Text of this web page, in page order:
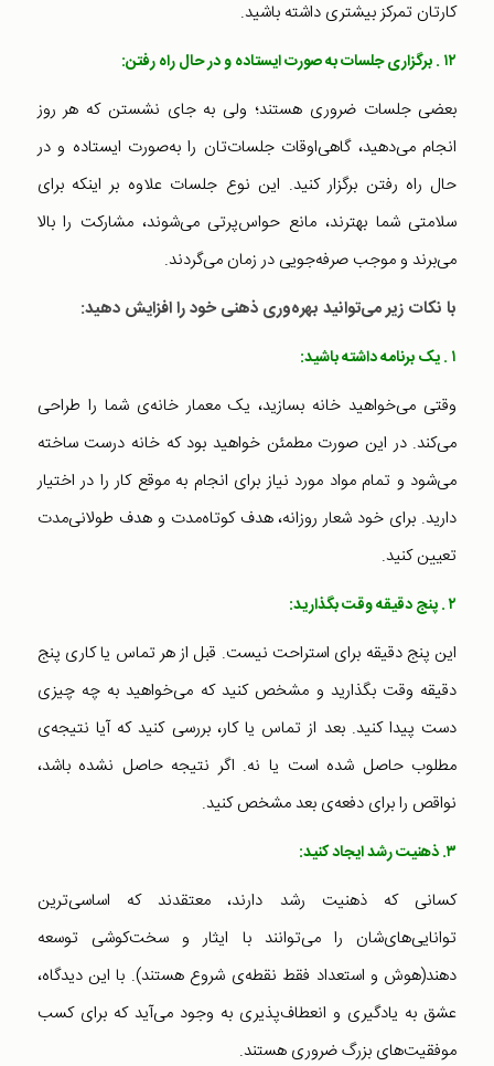
کارتان تمرکز بیشتری داشته باشید.
۱۲ . برگزاری جلسات به صورت ایستاده و در حال راه رفتن:
بعضی جلسات ضروری هستند؛ ولی به جای نشستن که هر روز
انجام می‌دهید، گاهی‌اوقات جلسات‌تان را به‌صورت ایستاده و در
حال راه رفتن برگزار کنید. این نوع جلسات علاوه بر اینکه برای
سلامتی شما بهترند، مانع حواس‌پرتی می‌شوند، مشارکت را بالا
می‌برند و موجب صرفه‌جویی در زمان می‌گردند.
با نکات زیر می‌توانید بهره‌وری ذهنی خود را افزایش دهید:
۱ . یک برنامه داشته باشید:
وقتی می‌خواهید خانه‌ بسازید، یک معمار خانه‌ی شما را طراحی
می‌کند. در این صورت مطمئن خواهید بود که خانه درست ساخته
می‌شود و تمام مواد مورد نیاز برای انجام به موقع کار را در اختیار
دارید. برای خود شعار روزانه، هدف کوتاه‌مدت و هدف طولانی‌مدت
تعیین کنید.
۲ . پنج دقیقه وقت بگذارید:
این پنج دقیقه برای استراحت نیست. قبل از هر تماس یا کاری پنج
دقیقه وقت بگذارید و مشخص کنید که می‌خواهید به چه چیزی
دست پیدا کنید. بعد از تماس یا کار، بررسی کنید که آیا نتیجه‌ی
مطلوب حاصل شده است یا نه. اگر نتیجه حاصل نشده باشد،
نواقص را برای دفعه‌ی بعد مشخص کنید.
۳. ذهنیت رشد ایجاد کنید:
کسانی که ذهنیت رشد دارند، معتقدند که اساسی‌ترین
توانایی‌های‌شان را می‌توانند با ایثار و سخت‌کوشی توسعه
دهند(هوش و استعداد فقط نقطه‌ی شروع هستند). با این دیدگاه،
عشق به یادگیری و انعطاف‌پذیری به وجود می‌آید که برای کسب
موفقیت‌های بزرگ ضروری هستند.